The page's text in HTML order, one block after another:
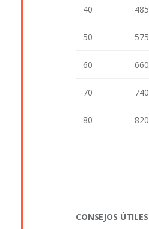
40 485
50 575
60 660
70 740
80 820
CONSEJOS ÚTILES